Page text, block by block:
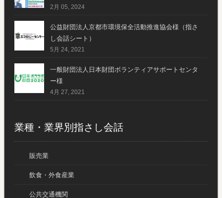
2月 05, 2024
公益財団法人京都市環境保全活動推進協会様（指さ
し会話シート）
5月 24, 2021
一般財団法人日本財団ボランティアサポートセンタ
ー様
4月 27, 2021
業種・業界別指さし会話
販売業
飲食・外食産業
公共交通機関